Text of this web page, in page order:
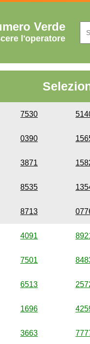
Verde
l'operatore
7530
0390
3871
8535
8713
4091
7501
6513
1696
3663